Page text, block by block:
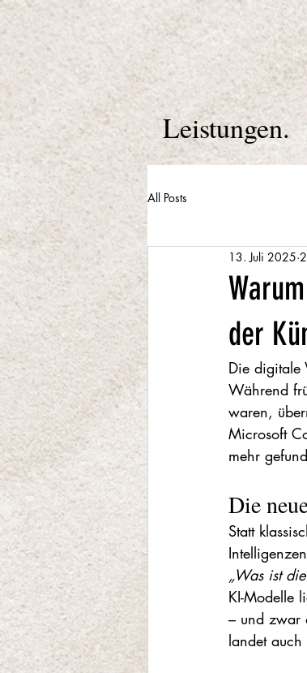
Leistungen.
All Posts
der
13. Juli 2025
Die digitale
Während
waren,
Microsoft
mehr
Die
Statt
„Was ist
KI-Modelle
– und zwar
landet